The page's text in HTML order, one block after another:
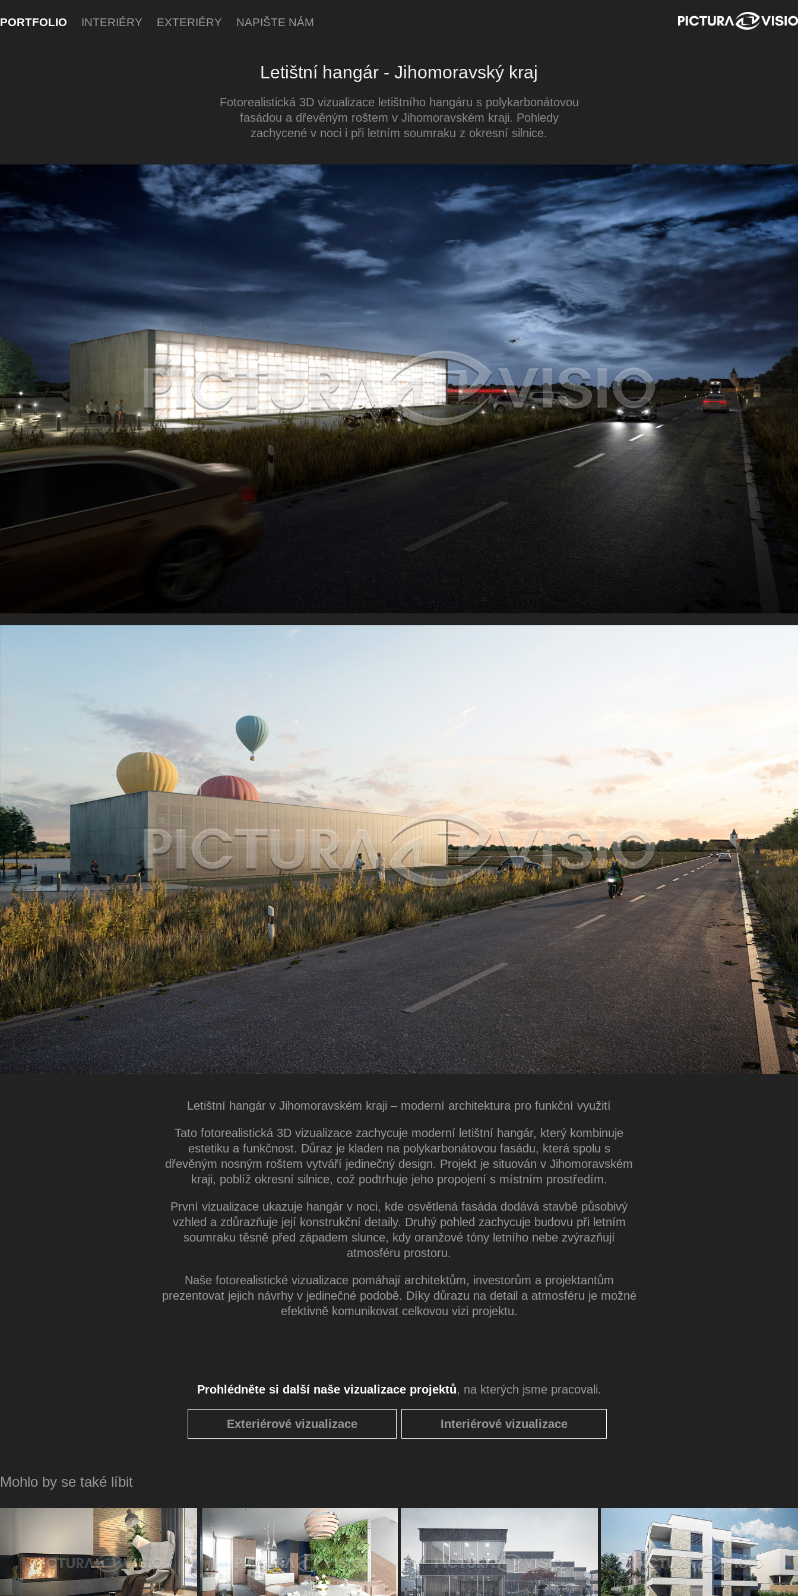
PORTFOLIO INTERIÉRY EXTERIÉRY NAPIŠTE NÁM
Letištní hangár - Jihomoravský kraj
Fotorealistická 3D vizualizace letištního hangáru s polykarbonátovou
fasádou a dřevěným roštem v Jihomoravském kraji. Pohledy
zachycené v noci i při letním soumraku z okresní silnice.
Letištní hangár v Jihomoravském kraji – moderní architektura pro funkční využití
Tato fotorealistická 3D vizualizace zachycuje moderní letištní hangár, který kombinuje
estetiku a funkčnost. Důraz je kladen na polykarbonátovou fasádu, která spolu s
dřevěným nosným roštem vytváří jedinečný design. Projekt je situován v Jihomoravském
kraji, poblíž okresní silnice, což podtrhuje jeho propojení s místním prostředím.
První vizualizace ukazuje hangár v noci, kde osvětlená fasáda dodává stavbě působivý
vzhled a zdůrazňuje její konstrukční detaily. Druhý pohled zachycuje budovu při letním
soumraku těsně před západem slunce, kdy oranžové tóny letního nebe zvýrazňují
atmosféru prostoru.
Naše fotorealistické vizualizace pomáhají architektům, investorům a projektantům
prezentovat jejich návrhy v jedinečné podobě. Díky důrazu na detail a atmosféru je možné
efektivně komunikovat celkovou vizi projektu.
Prohlédněte si další naše vizualizace projektů, na kterých jsme pracovali.
Exteriérové vizualizace Interiérové vizualizace
Mohlo by se také líbit
Vizualizace krbu - Jihomoravský kraj Vizualizace bytu - Brno Vizualizace komerční nemovitosti - Brno Bytový dům a viladomy - Kutná Hora